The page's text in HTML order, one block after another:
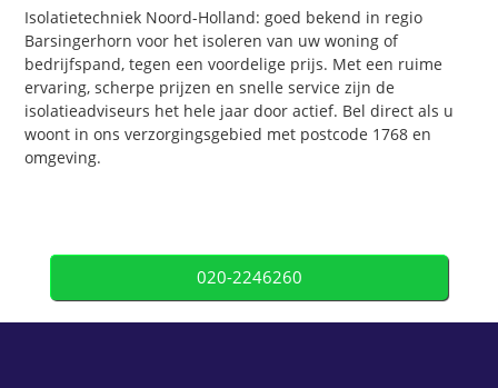
Isolatietechniek Noord-Holland: goed bekend in regio
Barsingerhorn voor het isoleren van uw woning of
bedrijfspand, tegen een voordelige prijs. Met een ruime
ervaring, scherpe prijzen en snelle service zijn de
isolatieadviseurs het hele jaar door actief. Bel direct als u
woont in ons verzorgingsgebied met postcode 1768 en
omgeving.
020-2246260